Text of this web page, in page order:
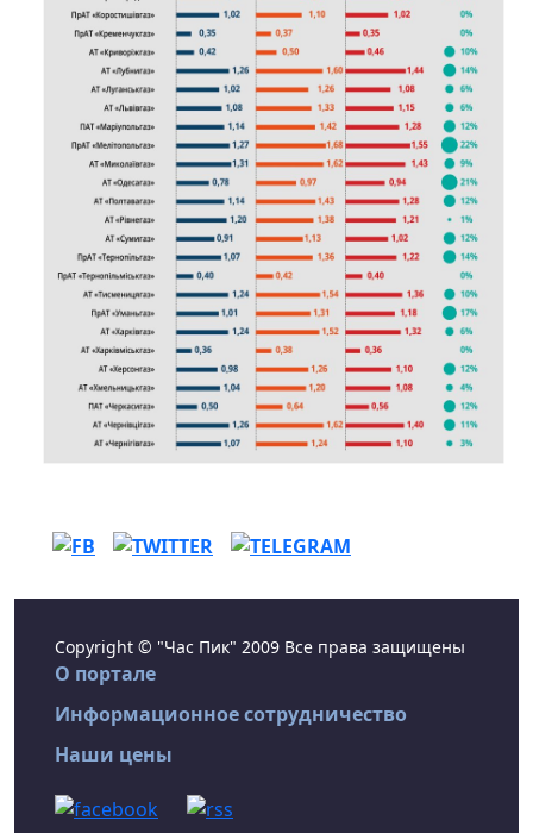
Copyright © "Час Пик" 2009 Все права защищены
О портале
Информационное сотрудничество
Наши цены